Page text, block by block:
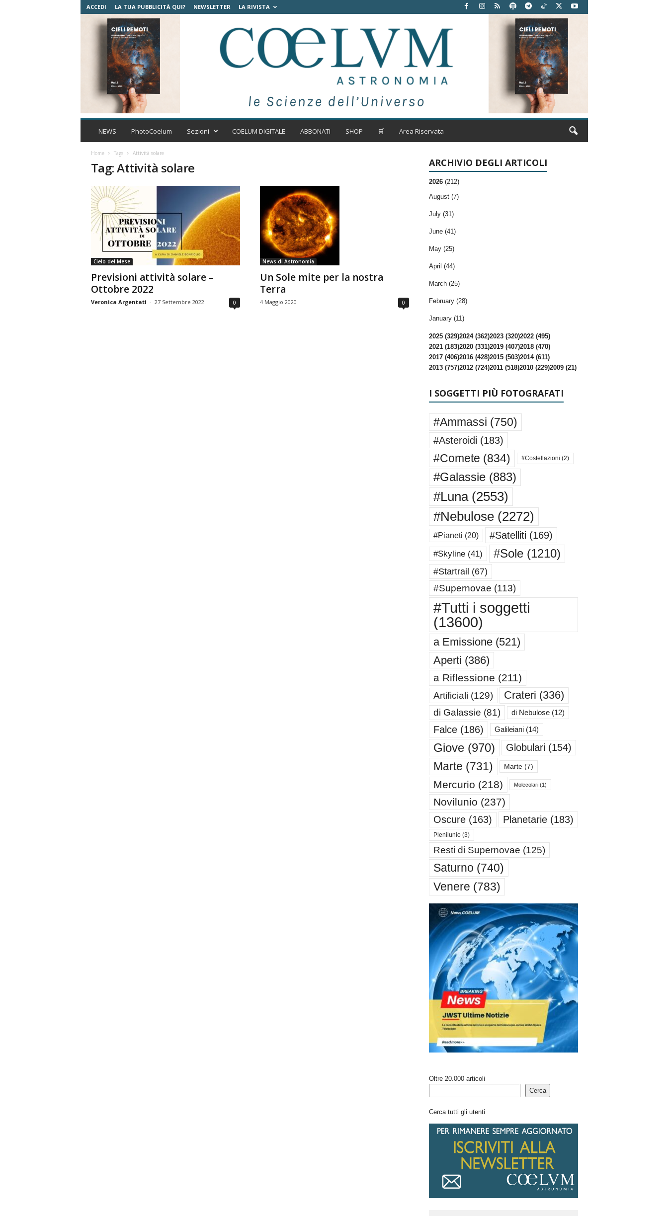
ACCEDI LA TUA PUBBLICITÀ QUI? NEWSLETTER LA RIVISTA
C
m
r
n
o
m
i
a
NEWS PhotoCoelum Sezioni COELUM DIGITALE ABBONATI SHOP 🛒 Area Riservata
Home Tags Attività solare
Tag: Attività solare
Cielo del Mese
Previsioni attività solare –
Ottobre 2022
Veronica Argentati - 27 Settembre 2022 0
News di Astronomia
Un Sole mite per la nostra
Terra
4 Maggio 2020 0
ARCHIVIO DEGLI ARTICOLI
2026 (212)
August (7)
July (31)
June (41)
May (25)
April (44)
March (25)
February (28)
January (11)
2025 (329)2024 (362)2023 (320)2022 (495)
2021 (183)2020 (331)2019 (407)2018 (470)
2017 (406)2016 (428)2015 (503)2014 (611)
2013 (757)2012 (724)2011 (518)2010 (229)2009 (21)
I SOGGETTI PIÙ FOTOGRAFATI
#Ammassi (750)
#Asteroidi (183)
#Comete (834) #Costellazioni (2)
#Galassie(883)
#Luna(2553)
#Nebulose(2272)
#Pianeti (20) #Satelliti (169)
#Skyline(41) #Sole(1210)
#Startrail (67)
#Supernovae (113)
#Tutti i soggetti
(13600)
a Emissione(521)
Aperti (386)
a Riflessione (211)
Artificiali (129) Crateri (336)
di Galassie (81) di Nebulose(12)
Falce(186) Galileiani(14)
Giove(970) Globulari (154)
Marte (731) Marte(7)
Mercurio (218) Molecolari(1)
Novilunio (237)
Oscure(163) Planetarie(183)
Plenilunio(3)
Resti di Supernovae (125)
Saturno (740)
Venere (783)
Oltre 20.000 articoli
Cerca
Cerca tutti gli utenti